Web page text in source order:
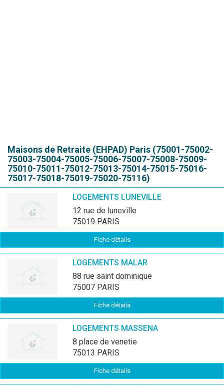
Maisons de Retraite (EHPAD) Paris (75001-75002-
75003-75004-75005-75006-75007-75008-75009-
75010-75011-75012-75013-75014-75015-75016-
75017-75018-75019-75020-75116)
LOGEMENTS LUNEVILLE
12 rue de luneville
75019 PARIS
Fiche détails
LOGEMENTS MALAR
88 rue saint dominique
75007 PARIS
Fiche détails
LOGEMENTS MASSENA
8 place de venetie
75013 PARIS
Fiche détails